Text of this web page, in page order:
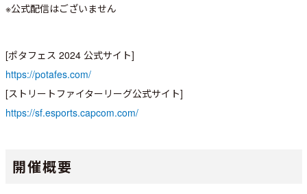
※公式配信はございません
[ポタフェス 2024 公式サイト]
https://potafes.com/
[ストリートファイターリーグ公式サイト]
https://sf.esports.capcom.com/
開催概要